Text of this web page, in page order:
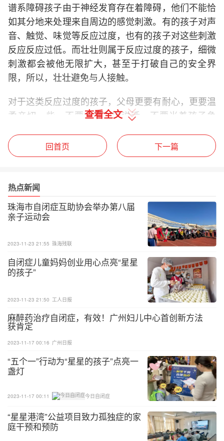
谱系障碍孩子由于神经发育存在着障碍，他们不能恰
如其分地来处理来自周边的感觉刺激。有的孩子对声
音、触觉、味觉等反应过度，也有的孩子对这些刺激
反应反应过低。而壮壮则属于反应过度的孩子，细微
刺激都会被他无限扩大，甚至于打破自己的安全界
限，所以，壮壮避免与人接触。
对于这类反应过度的孩子，父母更要有耐心，更要温
柔亲切一些，不要大声对他说话，不要当着孩子争
他所喜欢的感官刺激，让他放松下来，这样，孩子才
能信任父母，才会接受父母成为自己的信任对象。
在陪伴孩子的过程中，我们一定要注意分寸，避免让
孩子感觉压力过大。不要抢夺孩子的玩具，不要大声
说话，而是要不经意地挡住她，让她来对付你从而拿
到她想要的玩具。无论是说话还是动作，一定要放慢
速度，并对他微笑，像在做游戏一样。
家长一定要尽可能让干扰变得放松、温和、好玩、有
趣，这样可以避免孩子使用重复性行为来逃避接触。
当然这个过程是需要时间的，家长要多想办法，试着
用各种方式来参与到孩子的活动中，让亲密接触变成
有趣的活动，平复孩子的不安，让孩子慢慢习惯与人
接触。
查看全文
回首页 下一篇
热点新闻
珠海市自闭症互助协会举办第八届
亲子运动会
2023-11-23 21:55 珠海残联
自闭症儿童妈妈创业用心点亮“星星
的孩子”
2023-11-23 21:50 工人日报
麻醉药治疗自闭症，有效！广州妇儿中心首创新方法
获肯定
2023-11-17 00:16 广州日报
“五个一”行动为“星星的孩子”点亮一
盏灯
2023-11-17 00:11 今日自闭症
“星星港湾”公益项目致力孤独症的家
庭干预和预防